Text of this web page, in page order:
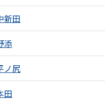
新田
添
ノ尻
田